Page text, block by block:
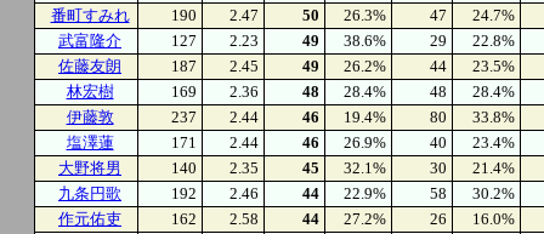
番町すみれ
190 2.47 50 26.3% 47
24.7%
武富隆介
127 2.23 49 38.6% 29
22.8%
佐藤友朗
187 2.45 49 26.2% 44
23.5%
林宏樹
169 2.36 48 28.4% 48
28.4%
伊藤敦
237 2.44 46 19.4% 80
33.8%
塩澤蓮
171 2.44 46 26.9% 40
23.4%
大野将男
140 2.35 45 32.1% 30
21.4%
九条円歌
192 2.46 44 22.9% 58
30.2%
作元佑吏
162 2.58 44 27.2% 26
16.0%